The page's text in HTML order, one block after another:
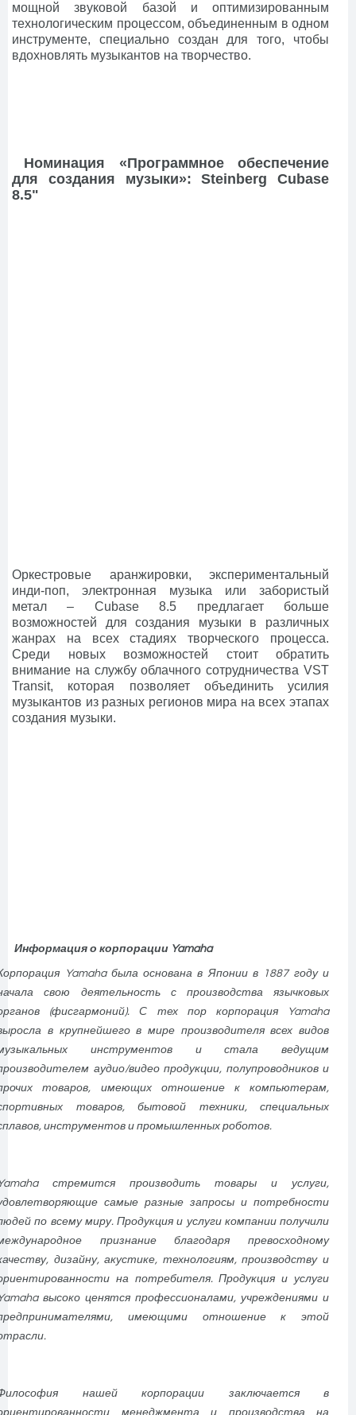
мощной звуковой базой и оптимизированным
технологическим процессом, объединенным в одном
инструменте, специально создан для того, чтобы
вдохновлять музыкантов на творчество.
Номинация «Программное обеспечение
для создания музыки»: Steinberg Cubase
8.5"
Оркестровые аранжировки, экспериментальный
инди-поп, электронная музыка или забористый
метал – Cubase 8.5 предлагает больше
возможностей для создания музыки в различных
жанрах на всех стадиях творческого процесса.
Среди новых возможностей стоит обратить
внимание на службу облачного сотрудничества VST
Transit, которая позволяет объединить усилия
музыкантов из разных регионов мира на всех этапах
создания музыки.
Информация о корпорации Yamaha
Yamaha была основана в Японии в 1887 году и
свою деятельность с производства язычковых
(фисгармоний). С тех пор корпорация Yamaha
в крупнейшего в мире производителя всех видов
инструментов и стала ведущим
аудио/видео продукции, полупроводников и
товаров, имеющих отношение к компьютерам,
товаров, бытовой техники, специальных
инструментов и промышленных роботов.
стремится производить товары и услуги,
самые разные запросы и потребности
по всему миру. Продукция и услуги компании получили
признание благодаря превосходному
дизайну, акустике, технологиям, производству и
на потребителя. Продукция и услуги
высоко ценятся профессионалами, учреждениями и
имеющими отношение к этой
нашей корпорации заключается в